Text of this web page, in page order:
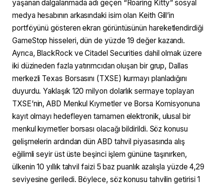
yaşanan dalgalanmada adı geçen “Roaring Kitty” sosyal
medya hesabının arkasındaki isim olan Keith Gill’in
portföyünü gösteren ekran görüntüsünün hareketlendirdiği
GameStop hisseleri, dün de yüzde 19 değer kazandı.
Ayrıca, BlackRock ve Citadel Securities dahil olmak üzere
iki düzineden fazla yatırımcıdan oluşan bir grup, Dallas
merkezli Texas Borsasını (TXSE) kurmayı planladığını
duyurdu. Yaklaşık 120 milyon dolarlık sermaye toplayan
TXSE’nin, ABD Menkul Kıymetler ve Borsa Komisyonuna
kayıt olmayı hedefleyen tamamen elektronik, ulusal bir
menkul kıymetler borsası olacağı bildirildi. Söz konusu
gelişmelerin ardından dün ABD tahvil piyasasında alış
eğilimli seyir üst üste beşinci işlem gününe taşınırken,
ülkenin 10 yıllık tahvil faizi 5 baz puanlık azalışla yüzde 4,29
seviyesine geriledi. Böylece, söz konusu tahvilin getirisi 1